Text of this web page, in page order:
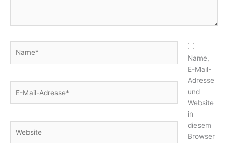
Mail-
Name,
E-Mail-
Adresse
und
Website
in
diesem
Browser